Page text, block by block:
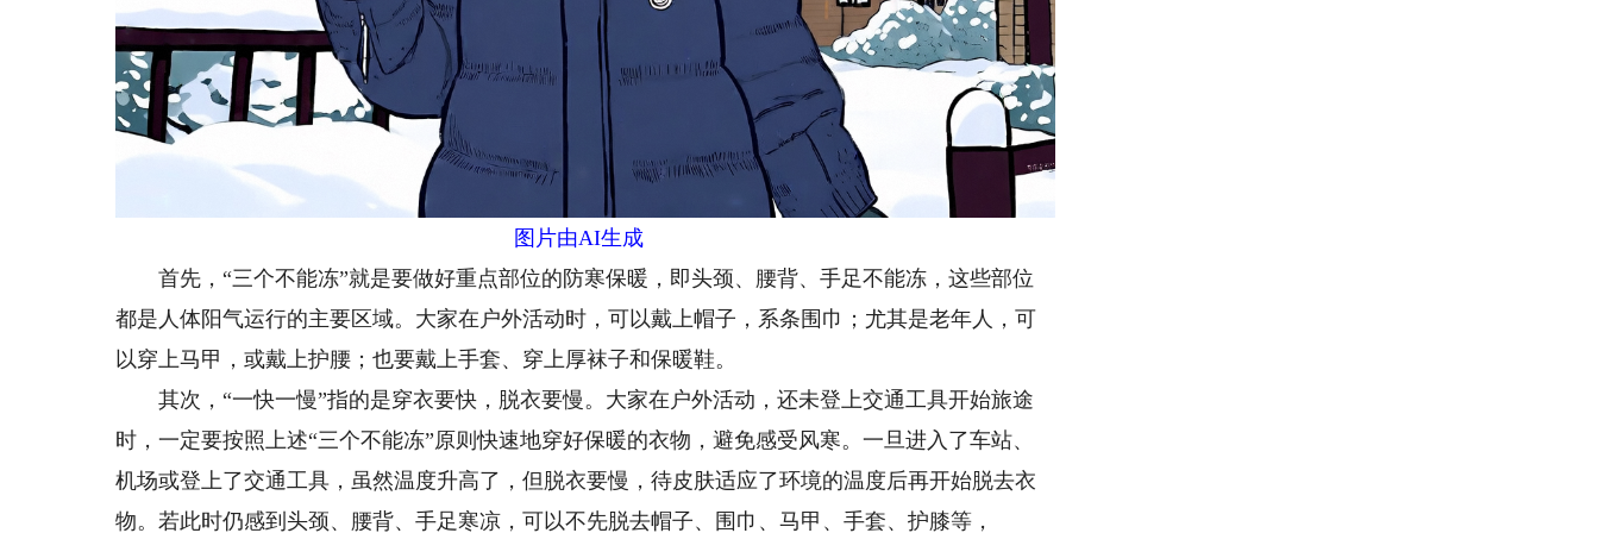
图片由AI生成
首先，“三个不能冻”就是要做好重点部位的防寒保暖，即头颈、腰背、手足不能冻，这些部位
都是人体阳气运行的主要区域。大家在户外活动时，可以戴上帽子，系条围巾；尤其是老年人，可
以穿上马甲，或戴上护腰；也要戴上手套、穿上厚袜子和保暖鞋。
其次，“一快一慢”指的是穿衣要快，脱衣要慢。大家在户外活动，还未登上交通工具开始旅途
时，一定要按照上述“三个不能冻”原则快速地穿好保暖的衣物，避免感受风寒。一旦进入了车站、
机场或登上了交通工具，虽然温度升高了，但脱衣要慢，待皮肤适应了环境的温度后再开始脱去衣
物。若此时仍感到头颈、腰背、手足寒凉，可以不先脱去帽子、围巾、马甲、手套、护膝等，